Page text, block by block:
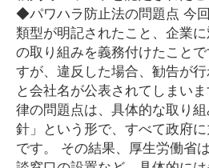
◆パワハラ防止法の問題点 今
類型が明記されたこと、企業
の取り組みを義務付けたこと
すが、違反した場合、勧告が
と会社名が公表されてしまい
律の問題点は、具体的な取り
針」という形で、すべて政府
です。 その結果、厚生労働省